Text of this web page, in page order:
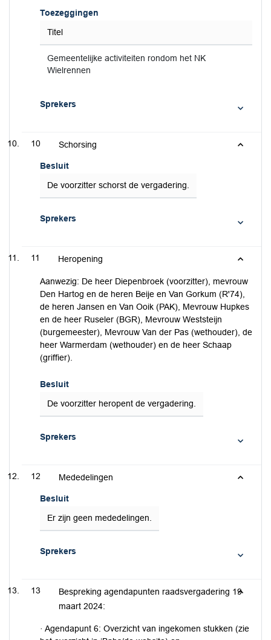
Toezeggingen
Titel
Gemeentelijke activiteiten rondom het NK
Wielrennen
Sprekers
10 Schorsing
Besluit
De voorzitter schorst de vergadering.
Sprekers
11 Heropening
Aanwezig: De heer Diepenbroek (voorzitter), mevrouw
Den Hartog en de heren Beije en Van Gorkum (R'74),
de heren Jansen en Van Ooik (PAK), Mevrouw Hupkes
en de heer Ruseler (BGR), Mevrouw Weststeijn
(burgemeester), Mevrouw Van der Pas (wethouder), de
heer Warmerdam (wethouder) en de heer Schaap
(griffier).
Besluit
De voorzitter heropent de vergadering.
Sprekers
12 Mededelingen
Besluit
Er zijn geen mededelingen.
Sprekers
13
Bespreking agendapunten raadsvergadering 19
maart 2024:
· Agendapunt 6: Overzicht van ingekomen stukken (zie